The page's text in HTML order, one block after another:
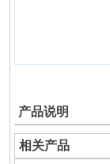
产品说明
相关产品